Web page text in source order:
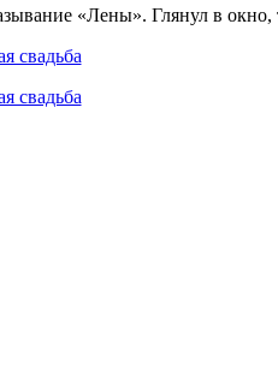
«Лены». Глянул в окно,